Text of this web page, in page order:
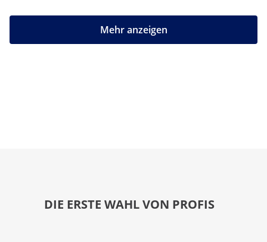
Mehr anzeigen
DIE ERSTE WAHL VON PROFIS